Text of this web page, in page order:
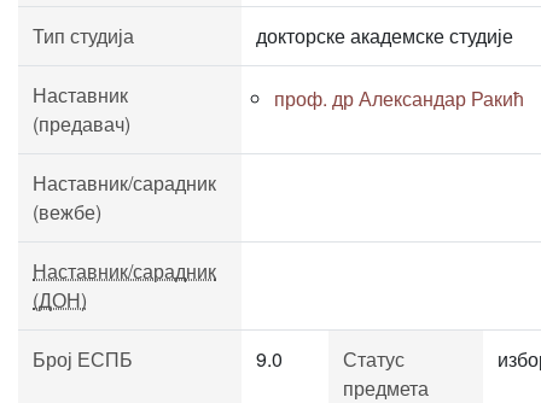
Тип студија докторске академске студије
Наставник
(предавач)
проф. др Александар Ракић
Наставник/сарадник
(вежбе)
Наставник/сарадник
(ДОН)
Број ЕСПБ 9.0
Статус
предмета